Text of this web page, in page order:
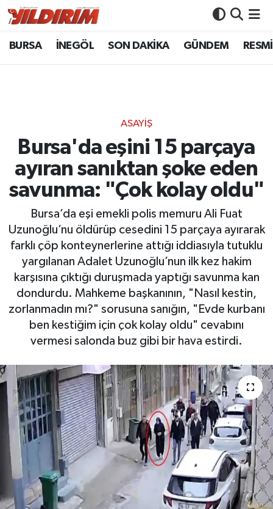
BURSA İNEGÖL SON DAKİKA GÜNDEM
ASAYİŞ
Bursa'da eşini 15 parçaya
ayıran sanıktan şoke eden
savunma: "Çok kolay oldu"
Bursa’da eşi emekli polis memuru Ali Fuat
Uzunoğlu’nu öldürüp cesedini 15 parçaya ayırarak
farklı çöp konteynerlerine attığı iddiasıyla tutuklu
yargılanan Adalet Uzunoğlu’nun ilk kez hakim
karşısına çıktığı duruşmada yaptığı savunma kan
dondurdu. Mahkeme başkanının, "Nasıl kestin,
zorlanmadın mı?" sorusuna sanığın, "Evde kurbanı
ben kestiğim için çok kolay oldu" cevabını
vermesi salonda buz gibi bir hava estirdi.
BURSA
GÜNDEM
RESMİ İLANLAR
SİYASET
YAŞAM
SPOR
Bursa Nöbetçi Eczaneler
Bursa Trafik Yoğunluk Haritası
Süper Lig Puan Durumu ve Fikstür
Son Dakika Haberleri
Haber Arşivi